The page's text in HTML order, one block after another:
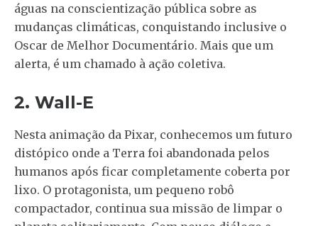
águas na conscientização pública sobre as
mudanças climáticas, conquistando inclusive o
Oscar de Melhor Documentário. Mais que um
alerta, é um chamado à ação coletiva.
2. Wall-E
Nesta animação da Pixar, conhecemos um futuro
distópico onde a Terra foi abandonada pelos
humanos após ficar completamente coberta por
lixo. O protagonista, um pequeno robô
compactador, continua sua missão de limpar o